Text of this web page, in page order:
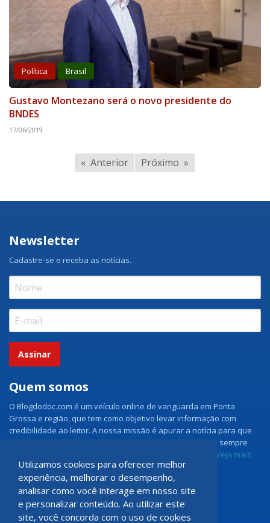
Utilizamos cookies para oferecer melhor
experiência, melhorar o desempenho,
analisar como você interage em nosso site
e personalizar conteúdo. Ao utilizar este
site, você concorda com o uso de cookies
Política Brasil
Gustavo Montezano será o novo presidente do
BNDES
17/06/2019
Anterior Próximo
Newsletter
Cadastre-se e receba as notícias.
Assinar
Quem somos
O Blogdodoc.com é um veículo online de vanguarda em Ponta
Grossa e região, que tem como objetivo levar informação com
credibilidade ao leitor. A nossa missão é apurar a notícia para que
nossos leitores tenham acesso aos fatos como eles são, sempre
Veja mais
Grupo Doc.com
Rua Rio de Janeiro, 150 - Sala 102